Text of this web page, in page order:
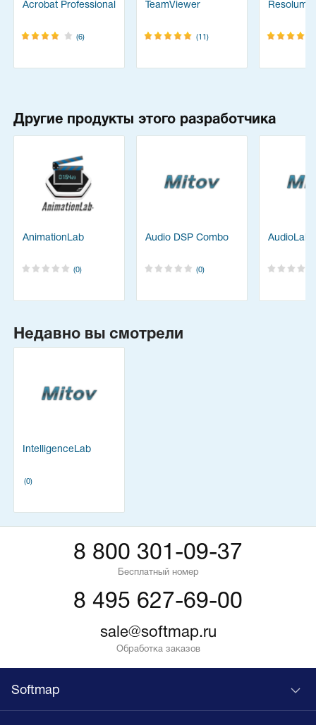
Acrobat Professional
(6)
TeamViewer
(11)
Resolume
Другие продукты этого разработчика
AnimationLab
(0)
Audio DSP Combo
(0)
AudioLab
Недавно вы смотрели
IntelligenceLab
(0)
8 800 301-09-37
Бесплатный номер
8 495 627-69-00
sale@softmap.ru
Обработка заказов
Softmap